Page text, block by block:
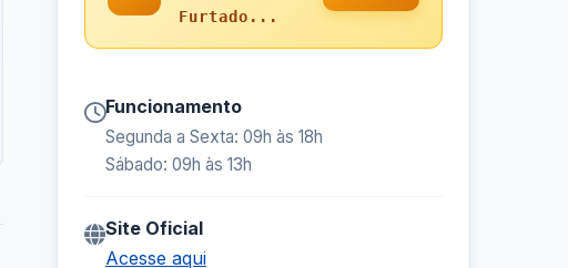
Furtado...
Funcionamento
Segunda a Sexta: 09h às 18h
Sábado: 09h às 13h
Site Oficial
Acesse aqui